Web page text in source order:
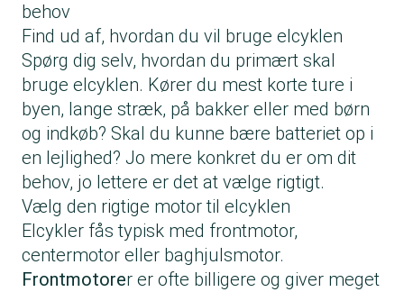
behov
Find ud af, hvordan du vil bruge elcyklen
Spørg dig selv, hvordan du primært skal
bruge elcyklen. Kører du mest korte ture i
byen, lange stræk, på bakker eller med børn
og indkøb? Skal du kunne bære batteriet op i
en lejlighed? Jo mere konkret du er om dit
behov, jo lettere er det at vælge rigtigt.
Vælg den rigtige motor til elcyklen
Elcykler fås typisk med frontmotor,
centermotor eller baghjulsmotor.
Frontmotorer er ofte billigere og giver meget